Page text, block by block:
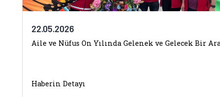
22.05.2026
Aile ve Nüfus On Yılında Gelenek ve Gelecek Bir
Haberin Detayı